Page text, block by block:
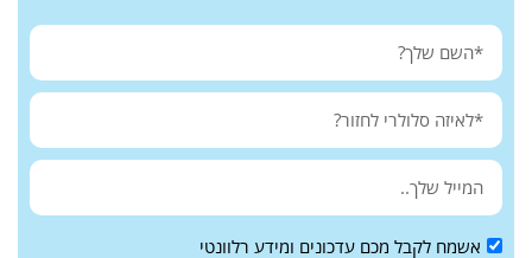
אשמח לקבל מכם עדכונים ומידע רלוונטי